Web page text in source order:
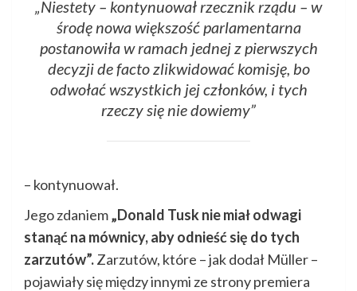
„Niestety – kontynuował rzecznik rządu – w
środę nowa większość parlamentarna
postanowiła w ramach jednej z pierwszych
decyzji de facto zlikwidować komisję, bo
odwołać wszystkich jej członków, i tych
rzeczy się nie dowiemy”
– kontynuował.
Jego zdaniem„Donald Tusk nie miał odwagi
stanąć na mównicy, aby odnieść się do tych
zarzutów”.Zarzutów, które – jak dodał Müller –
pojawiały się między innymi ze strony premiera